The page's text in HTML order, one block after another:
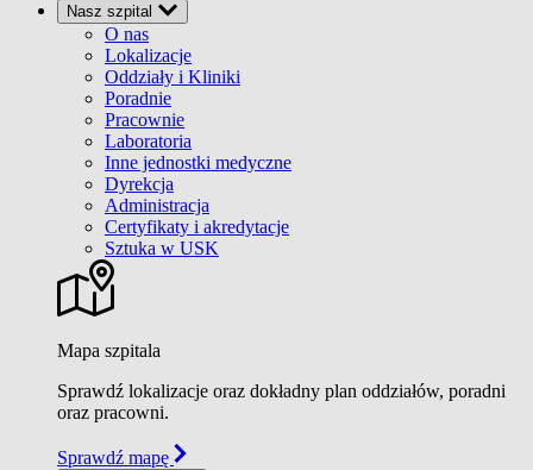
Nasz szpital
O nas
Lokalizacje
Oddziały i Kliniki
Poradnie
Pracownie
Laboratoria
Inne jednostki medyczne
Dyrekcja
Administracja
Certyfikaty i akredytacje
Sztuka w USK
Mapa szpitala
Sprawdź lokalizacje oraz dokładny plan oddziałów, poradni
oraz pracowni.
Sprawdź mapę